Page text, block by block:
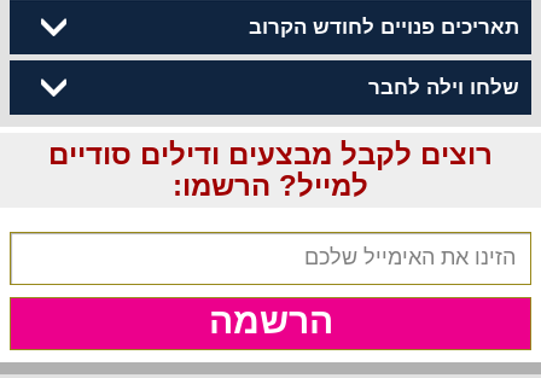
תאריכים פנויים לחודש הקרוב
שלחו וילה לחבר
רוצים לקבל מבצעים ודילים סודיים
למייל? הרשמו:
הרשמה